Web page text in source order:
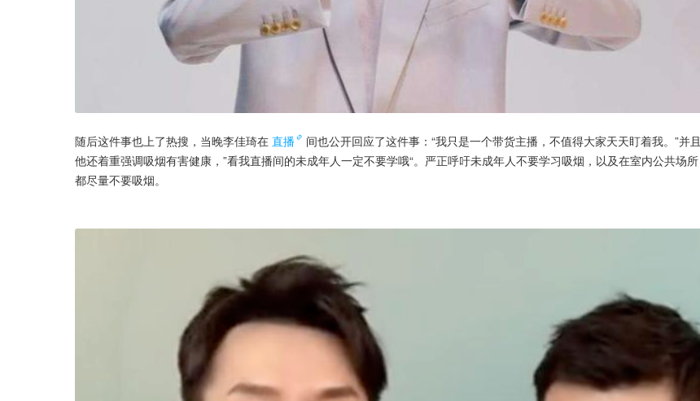
随后这件事也上了热搜，当晚李佳琦在 直播
间也公开回应了这件事：“我只是一个带货主播，不值得大家天天盯着我。”并且
他还着重强调吸烟有害健康，”看我直播间的未成年人一定不要学哦“。严正呼吁未成年人不要学习吸烟，以及在室内公共场所
都尽量不要吸烟。